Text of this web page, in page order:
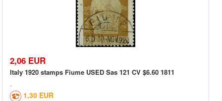
2,06 EUR
Italy 1920 stamps Fiume USED Sas 121 CV $6.60 1811
1,30 EUR